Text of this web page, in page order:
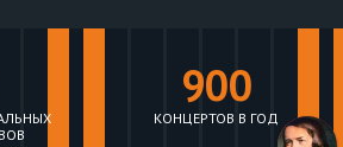
900
КОНЦЕРТОВ В ГОД